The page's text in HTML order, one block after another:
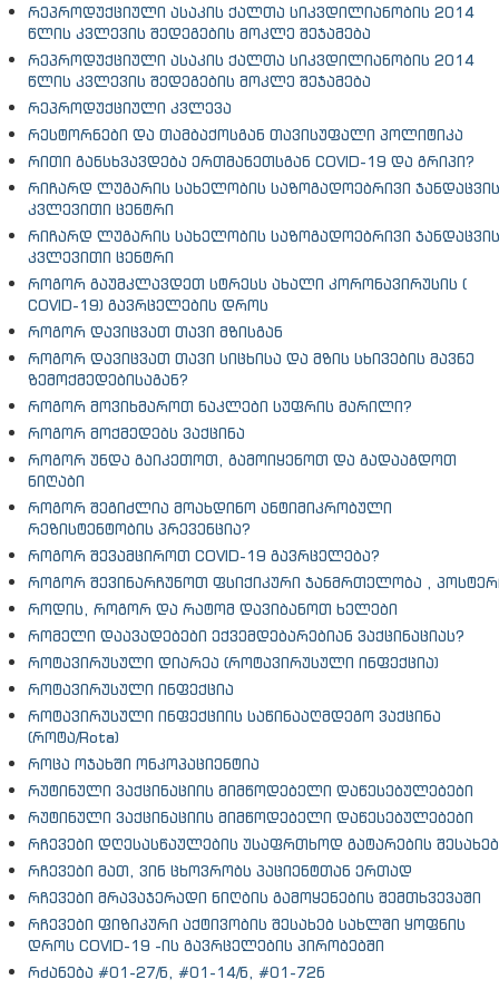
რეპროდუქციული ასაკის ქალთა სიკვდილიანობის 2014
წლის კვლევის შედეგების მოკლე შეჯამება
რეპროდუქციული ასაკის ქალთა სიკვდილიანობის 2014
წლის კვლევის შედეგების მოკლე შეჯამება
რეპროდუქციული კვლევა
რესტორნები და თამბაქოსგან თავისუფალი პოლიტიკა
რითი განსხვავდება ერთმანეთსგან COVID-19 და გრიპი?
რიჩარდ ლუგარის სახელობის საზოგადოებრივი ჯანდაცვის
კვლევითი ცენტრი
რიჩარდ ლუგარის სახელობის საზოგადოებრივი ჯანდაცვის
კვლევითი ცენტრი
როგორ გაუმკლავდეთ სტრესს ახალი კორონავირუსის (
COVID-19) გავრცელების დროს
როგორ დავიცვათ თავი მზისგან
როგორ დავიცვათ თავი სიცხისა და მზის სხივების მავნე
ზემოქმედებისაგან?
როგორ მოვიხმაროთ ნაკლები სუფრის მარილი?
როგორ მოქმედებს ვაქცინა
როგორ უნდა გაიკეთოთ, გამოიყენოთ და გადააგდოთ
ნიღაბი
როგორ შეგიძლია მოახდინო ანტიმიკრობული
რეზისტენტობის პრევენცია?
როგორ შევამციროთ COVID-19 გავრცელება?
როგორ შევინარჩუნოთ ფსიქიკური ჯანმრთელობა ,
როდის, როგორ და რატომ დავიბანოთ ხელები
რომელი დაავადებები ექვემდებარებიან ვაქცინაციას?
როტავირუსული დიარეა (როტავირუსული ინფექცია)
როტავირუსული ინფექცია
როტავირუსული ინფექციის საწინააღმდეგო ვაქცინა
(როტა/Rota)
როცა ოჯახში ონკოპაციენტია
რუტინული ვაქცინაციის მიმწოდებელი დაწესებულებები
რუტინული ვაქცინაციის მიმწოდებელი დაწესებულებები
რჩევები დღესასწაულების უსაფრთხოდ გატარების შესახებ
რჩევები მათ, ვინ ცხოვრობს პაციენტთან ერთად
რჩევები მრავაჯერადი ნიღბის გამოყენების შემთხვევაში
რჩევები ფიზიკური აქტივობის შესახებ სახლში ყოფნის
დროს COVID-19 -ის გავრცელების პირობებში
რძანება #01-27/ნ, #01-14/ნ, #01-72ნ